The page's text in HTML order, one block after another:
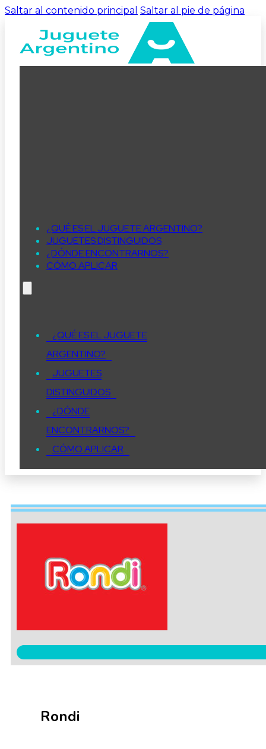
Saltar al contenido principal Saltar al pie de página
¿QUÉ ES EL JUGUETE ARGENTINO?
JUGUETES DISTINGUIDOS
¿DÓNDE ENCONTRARNOS?
CÓMO APLICAR
¿QUÉ ES EL JUGUETE
ARGENTINO?
JUGUETES
DISTINGUIDOS
¿DÓNDE
ENCONTRARNOS?
CÓMO APLICAR
Rondi